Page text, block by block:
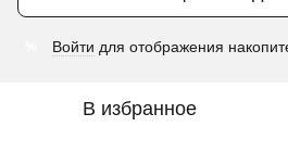
Войти для отображения
В избранное